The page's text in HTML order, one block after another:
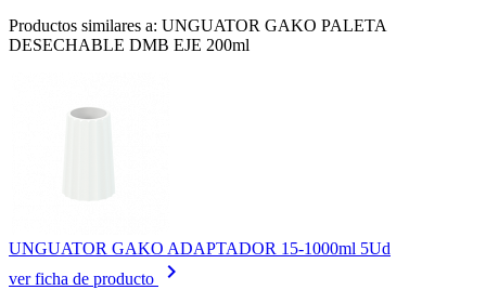
Productos similares a: UNGUATOR GAKO PALETA
DESECHABLE DMB EJE 200ml
UNGUATOR GAKO ADAPTADOR 15-1000ml 5Ud
ver ficha de producto
keyboard_arrow_right